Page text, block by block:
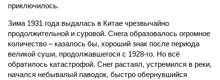
приключилось.
Зима 1931 года выдалась в Китае чрезвычайно
продолжительной и суровой. Снега образовалось огромное
количество – казалось бы, хороший знак после периода
великой суши, продолжавшегося с 1928-го. Но всё
обратилось катастрофой. Снег растаял, устремился в реки,
начался небывалый паводок, быстро обернувшийся